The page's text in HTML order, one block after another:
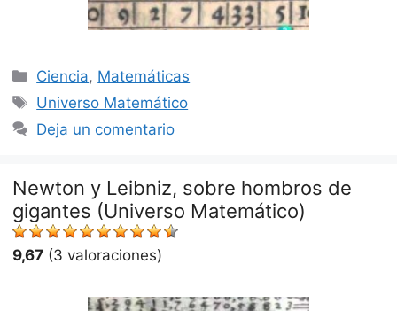
Categorías
Ciencia, Matemáticas
Etiquetas
Universo Matemático
Deja un comentario
Newton y Leibniz, sobre hombros de
gigantes (Universo Matemático)
9,67 (3 valoraciones)